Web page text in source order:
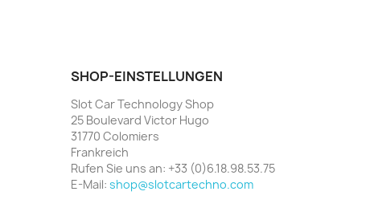
SHOP-EINSTELLUNGEN
Slot Car Technology Shop
25 Boulevard Victor Hugo
31770 Colomiers
Frankreich
Rufen Sie uns an: +33 (0)6.18.98.53.75
E-Mail: shop@slotcartechno.com